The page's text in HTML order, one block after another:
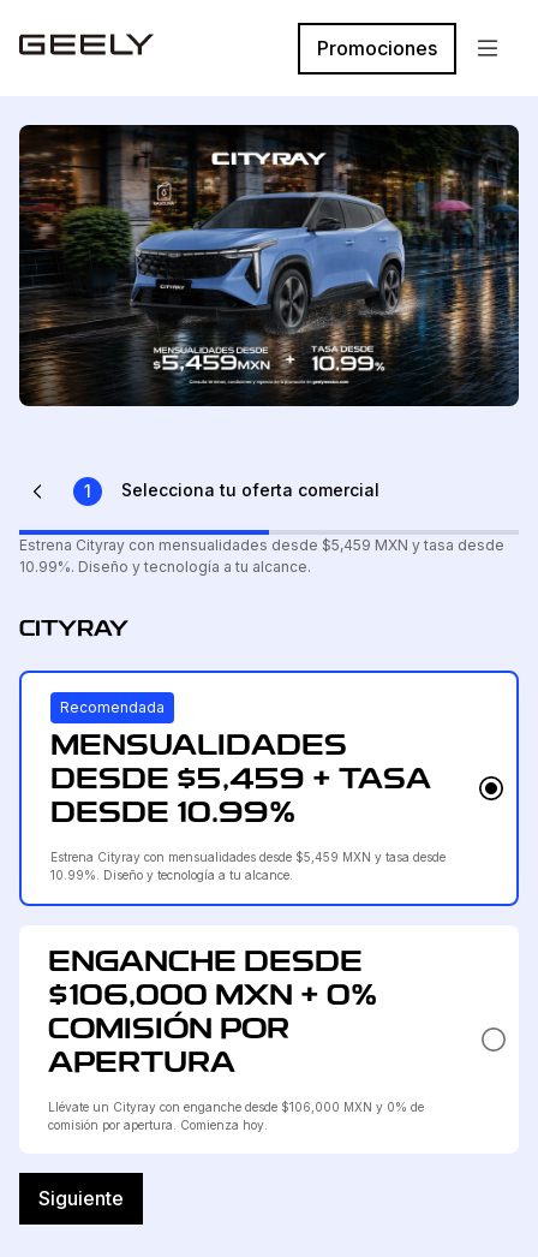
Promociones
1 Selecciona tu oferta comercial
Estrena Cityray con mensualidades desde $5,459 MXN y tasa desde
10.99%. Diseño y tecnología a tu alcance.
CITYRAY
Recomendada
MENSUALIDADES
DESDE $5,459 + TASA
DESDE 10.99%
Estrena Cityray con mensualidades desde $5,459 MXN y tasa desde
10.99%. Diseño y tecnología a tu alcance.
ENGANCHE DESDE
$106,000 MXN + 0%
COMISIÓN POR
APERTURA
Llévate un Cityray con enganche desde $106,000 MXN y 0% de
comisión por apertura. Comienza hoy.
Siguiente